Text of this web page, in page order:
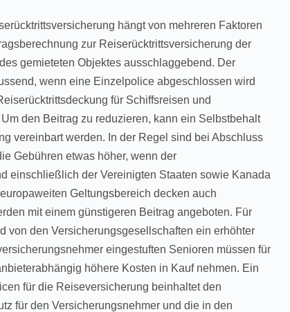
hängt von mehreren Faktoren
zur Reiserücktrittsversicherung der
gemieteten Objektes ausschlaggebend. Der
wenn eine Einzelpolice abgeschlossen wird
für Schiffsreisen und
den Beitrag zu reduzieren, kann ein Selbstbehalt
vereinbart werden. In der Regel sind bei Abschluss
Gebühren etwas höher, wenn der
einschließlich der Vereinigten Staaten sowie Kanada
Geltungsbereich decken auch
mit einem günstigeren Beitrag angeboten. Für
von den Versicherungsgesellschaften ein erhöhter
eingestuften Senioren müssen für
höhere Kosten in Kauf nehmen. Ein
für die Reiseversicherung beinhaltet den
für den Versicherungsnehmer und die in den